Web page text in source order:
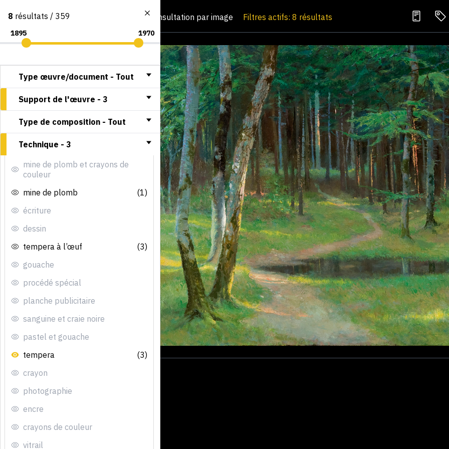
Consultation par image Filtres actifs: 8 résultats
8 résultats / 359
Type œuvre/document - Tout
Support de l'œuvre - 3
Type de composition - Tout
Technique - 3
mine de plomb et crayons de
couleur
mine de plomb
(1)
écriture
dessin
tempera à l’œuf
(3)
gouache
procédé spécial
planche publicitaire
sanguine et craie noire
pastel et gouache
tempera
(3)
crayon
photographie
encre
crayons de couleur
vitrail